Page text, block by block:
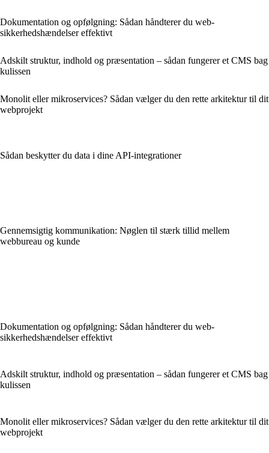
Dokumentation og opfølgning: Sådan håndterer du web­
sikkerhedshændelser effektivt
Adskilt struktur, indhold og præsentation – sådan fungerer et CMS bag
kulissen
Monolit eller mikroservices? Sådan vælger du den rette arkitektur til dit
webprojekt
Sådan beskytter du data i dine API‑integrationer
Gennemsigtig kommunikation: Nøglen til stærk tillid mellem
webbureau og kunde
Dokumentation og opfølgning: Sådan håndterer du web­
sikkerhedshændelser effektivt
Adskilt struktur, indhold og præsentation – sådan fungerer et CMS bag
kulissen
Monolit eller mikroservices? Sådan vælger du den rette arkitektur til dit
webprojekt